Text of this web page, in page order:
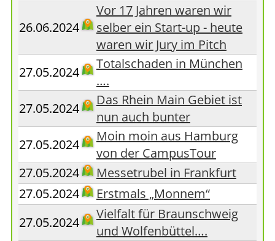
26.06.2024
Vor 17 Jahren waren wir
selber ein Start-up - heute
waren wir Jury im Pitch
27.05.2024
Totalschaden in München
….
27.05.2024
Das Rhein Main Gebiet ist
nun auch bunter
27.05.2024
Moin moin aus Hamburg
von der CampusTour
27.05.2024
Messetrubel in Frankfurt
27.05.2024
Erstmals „Monnem“
27.05.2024
Vielfalt für Braunschweig
und Wolfenbüttel….